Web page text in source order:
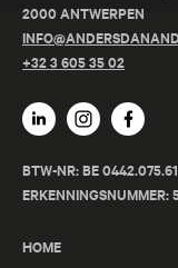
2000 ANTWERPEN
+32 3 605 35 02
BTW-NR: BE
ERKENNINGSNUMMER:
HOME